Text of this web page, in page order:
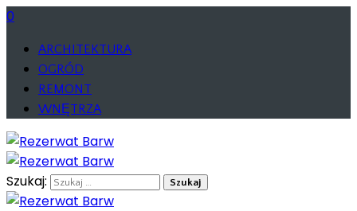
0
ARCHITEKTURA
OGRÓD
REMONT
WNĘTRZA
Szukaj: